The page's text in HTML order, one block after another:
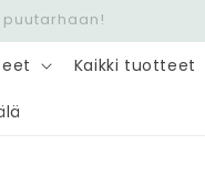
yli 100 € tilauksiin
Kaikki tuotteet